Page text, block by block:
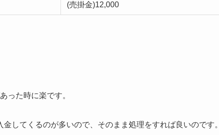
(売掛金)12,000
った時に楽です。
してくるのが多いので、そのまま処理をすれば良いのです。